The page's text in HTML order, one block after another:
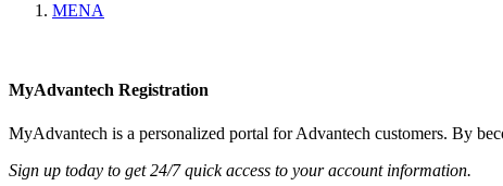
MENA
MyAdvantech Registration
MyAdvantech is a personalized portal for Advantech customers. By
Sign up today to get 24/7 quick access to your account information.